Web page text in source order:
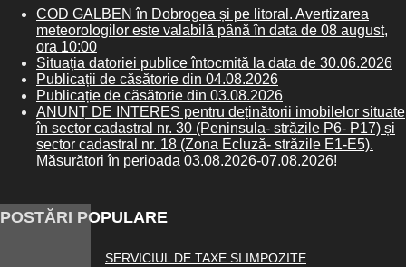
COD GALBEN în Dobrogea și pe litoral. Avertizarea
meteorologilor este valabilă până în data de 08 august,
ora 10:00
Situația datoriei publice întocmită la data de 30.06.2026
Publicații de căsătorie din 04.08.2026
Publicație de căsătorie din 03.08.2026
ANUNȚ DE INTERES pentru deținătorii imobilelor situate
în sector cadastral nr. 30 (Peninsula- străzile P6- P17) și
sector cadastral nr. 18 (Zona Ecluză- străzile E1-E5).
Măsurători în perioada 03.08.2026-07.08.2026!
POSTĂRI POPULARE
SERVICIUL DE TAXE SI IMPOZITE